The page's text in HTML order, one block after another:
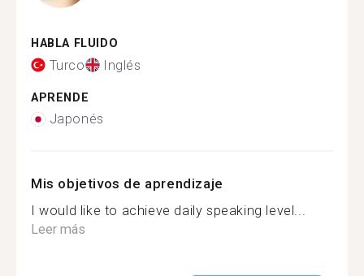
HABLA FLUIDO
Turco Inglés
APRENDE
Japonés
Mis objetivos de aprendizaje
I would like to achieve daily speaking level...
Leer más